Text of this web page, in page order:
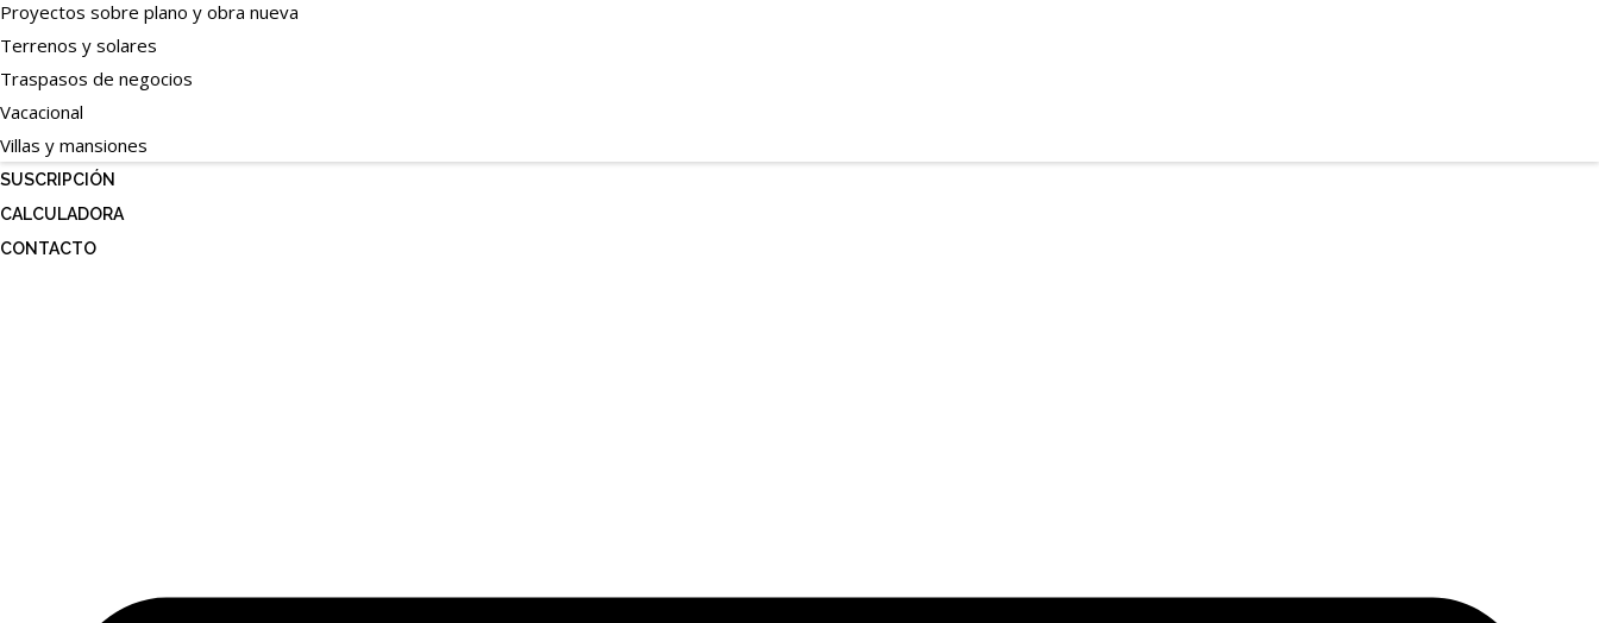
Proyectos sobre plano y obra nueva
Terrenos y solares
Traspasos de negocios
Vacacional
Villas y mansiones
SUSCRIPCIÓN
CALCULADORA
CONTACTO